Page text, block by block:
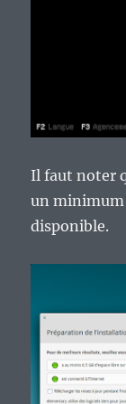
Il faut noter
un minimum
disponible.